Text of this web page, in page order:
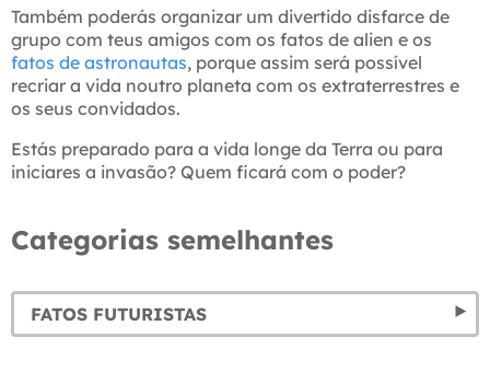
Também poderás organizar um divertido disfarce de
grupo com teus amigos com os fatos de alien e os
fatos de astronautas, porque assim será possível
recriar a vida noutro planeta com os extraterrestres e
os seus convidados.
Estás preparado para a vida longe da Terra ou para
iniciares a invasão? Quem ficará com o poder?
Categorias semelhantes
FATOS FUTURISTAS